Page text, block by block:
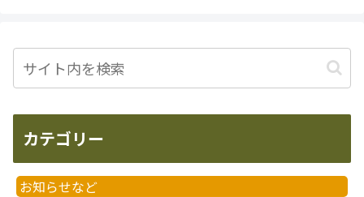
カテゴリー
お知らせなど